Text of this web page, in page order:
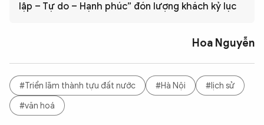
lập – Tự do – Hạnh phúc” đón lượng khách kỷ lục
Hoa Nguyễn
#Triển lãm thành tựu đất nước #Hà Nội
#lịch sử
#văn hoá